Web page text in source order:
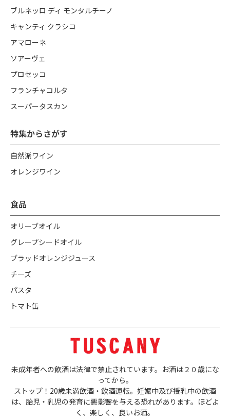
ブルネッロ ディ モンタルチーノ
キャンティ クラシコ
アマローネ
ソアーヴェ
プロセッコ
フランチャコルタ
スーパータスカン
特集からさがす
自然派ワイン
オレンジワイン
食品
オリーブオイル
グレープシードオイル
ブラッドオレンジジュース
チーズ
パスタ
トマト缶
未成年者への飲酒は法律で禁止されています。お酒は２０歳にな
ってから。
ストップ！20歳未満飲酒・飲酒運転。妊娠中及び授乳中の飲酒
は、胎児・乳児の発育に悪影響を与える恐れがあります。ほどよ
く、楽しく、良いお酒。